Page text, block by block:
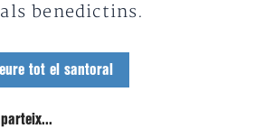
benedictins.
tot el santoral